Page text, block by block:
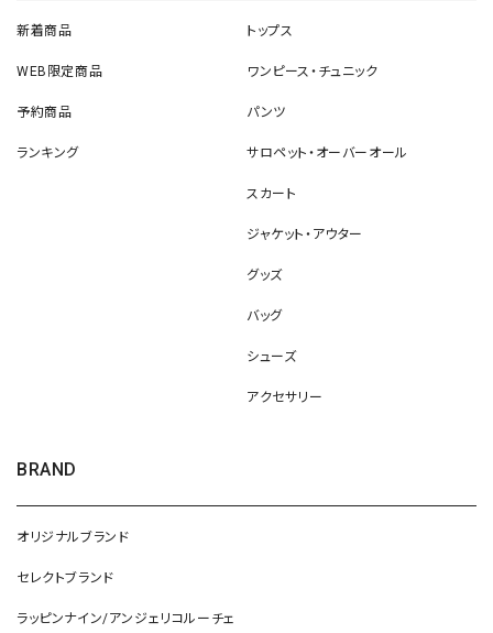
新着商品
WEB限定商品
予約商品
ランキング
トップス
ワンピース・チュニック
パンツ
サロペット・オーバーオール
スカート
ジャケット・アウター
グッズ
バッグ
シューズ
アクセサリー
BRAND
オリジナルブランド
セレクトブランド
ラッピンナイン/アンジェリコルーチェ